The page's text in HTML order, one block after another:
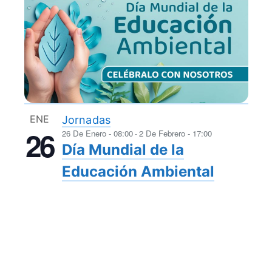
ENE
26 Día Mundial de la
Educación Ambiental
Jornadas
26 De Enero - 08:00-2 De Febrero - 17:00